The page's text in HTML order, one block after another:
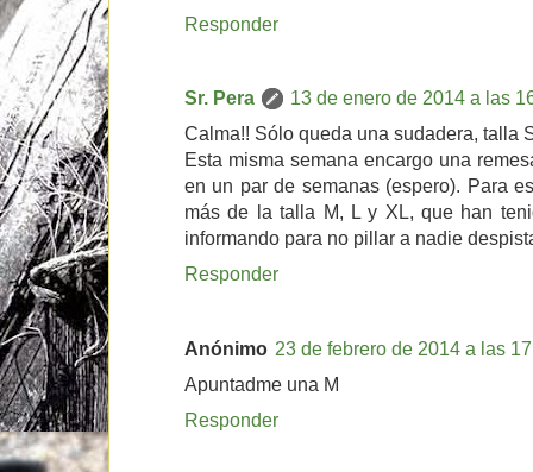
Responder
Sr. Pera
13 de enero de 2014 a las
Calma!! Sólo queda una sudadera, talla
Esta misma semana encargo una
en un par de semanas (espero). Para
más de la talla M, L y XL, que han
informando para no pillar a nadie
Responder
Anónimo 23 de febrero de 2014 a las
Apuntadme una M
Responder